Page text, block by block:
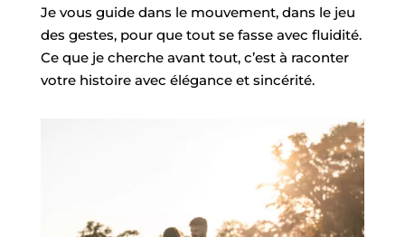
Je vous guide dans le mouvement, dans le jeu
des gestes, pour que tout se fasse avec fluidité.
Ce que je cherche avant tout, c’est à raconter
votre histoire avec élégance et sincérité.